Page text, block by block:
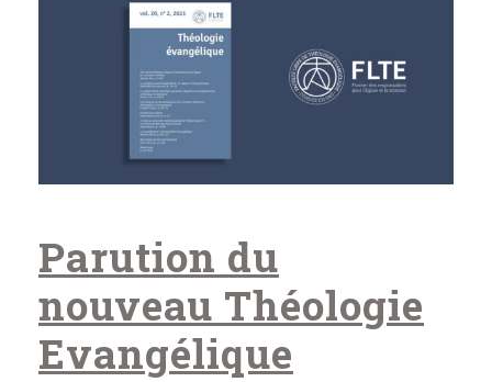
Parution du
nouveau Théologie
Evangélique